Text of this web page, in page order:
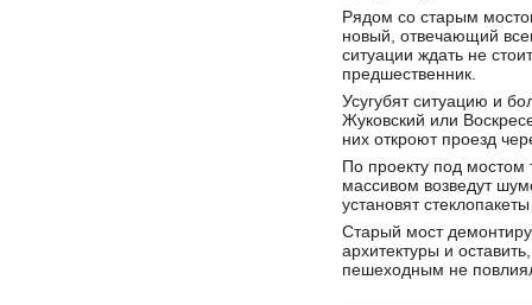
Рядом со старым
новый, отвечающий
ситуации ждать не
предшественник.
Усугубят ситуацию и
Жуковский или
них откроют проезд
По проекту под
массивом возведут
установят
Старый мост
архитектуры и
пешеходным не